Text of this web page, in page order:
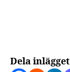
Dela inlägget